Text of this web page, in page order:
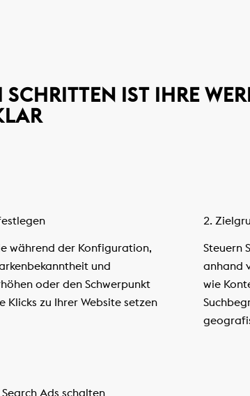
SCHRITTEN IST IHRE
während der Konfiguration,
und
oder den Schwerpunkt
Klicks zu Ihrer Website setzen
2.
Steuern
anhand
wie
Ads schalten